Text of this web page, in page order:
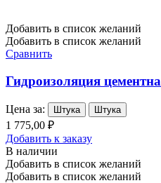
Добавить в список желаний
Добавить в список желаний
Сравнить
Гидроизоляция
Цена за: Штука Штука
1 775,00 ₽
Добавить к заказу
В наличии
Добавить в список желаний
Добавить в список желаний